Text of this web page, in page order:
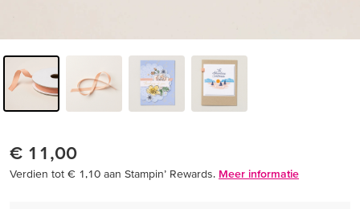
€ 11,00
Verdien tot € 1,10 aan Stampin’ Rewards. Meer informatie